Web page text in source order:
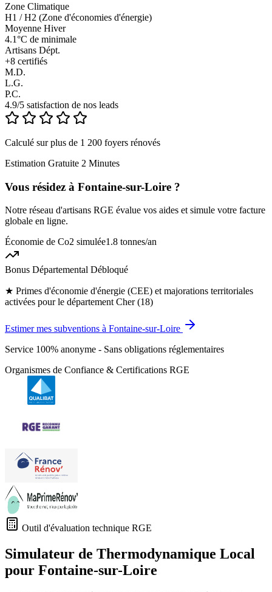
Zone Climatique
H1 / H2 (Zone d'économies d'énergie)
Moyenne Hiver
4.1°C de minimale
Artisans Dépt.
+8 certifiés
M.D.
L.G.
P.C.
4.9/5 satisfaction de nos leads
Calculé sur plus de 1 200 foyers rénovés
Estimation Gratuite 2 Minutes
Vous résidez à Fontaine-sur-Loire ?
Notre réseau d'artisans RGE évalue vos aides et simule votre facture
globale en ligne.
Économie de Co2 simulée1.8 tonnes/an
Bonus Départemental Débloqué
★ Primes d'économie d'énergie (CEE) et majorations territoriales
activées pour le département Cher (18)
Estimer mes subventions à Fontaine-sur-Loire
Service 100% anonyme - Sans obligations réglementaires
Organismes de Confiance & Certifications RGE
Outil d'évaluation technique RGE
Simulateur de Thermodynamique Local
pour Fontaine-sur-Loire